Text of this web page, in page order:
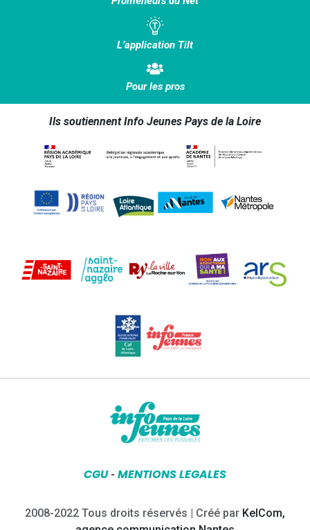
L’application Tilt
Pour les pros
Ils soutiennent Info Jeunes Pays de la Loire
CGU- MENTIONS LEGALES
2008-2022 Tous droits réservés | Créé par KelCom,